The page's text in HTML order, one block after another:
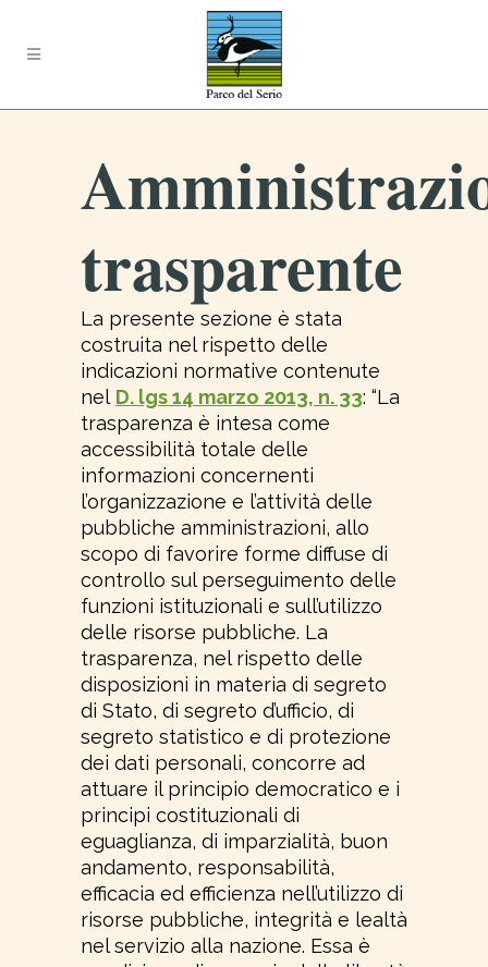
trasparente
La presente sezione è stata
costruita nel rispetto delle
indicazioni normative contenute
nel D. lgs 14 marzo 2013, n. 33: “La
trasparenza è intesa come
accessibilità totale delle
informazioni concernenti
l’organizzazione e l’attività delle
pubbliche amministrazioni, allo
scopo di favorire forme diffuse di
controllo sul perseguimento delle
funzioni istituzionali e sull’utilizzo
delle risorse pubbliche. La
trasparenza, nel rispetto delle
disposizioni in materia di segreto
di Stato, di segreto d’ufficio, di
segreto statistico e di protezione
dei dati personali, concorre ad
attuare il principio democratico e i
principi costituzionali di
eguaglianza, di imparzialità, buon
andamento, responsabilità,
efficacia ed efficienza nell’utilizzo di
risorse pubbliche, integrità e lealtà
nel servizio alla nazione. Essa è